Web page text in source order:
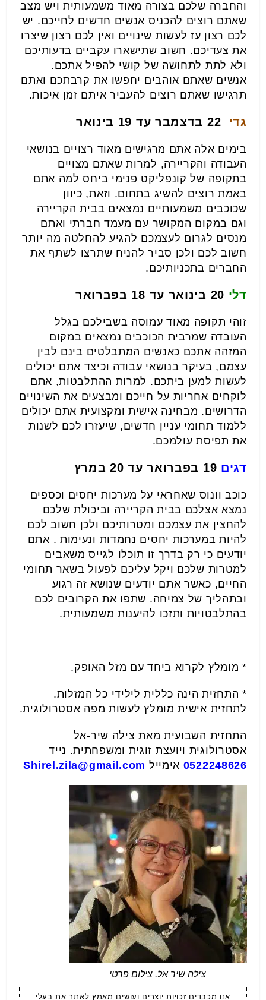
והחברה שלכם בצורה מאוד משמעותית ויש מצב
שאתם רוצים להכניס אנשים חדשים לחייכם. יש
לכם רצון עז לעשות שינויים ואין לכם רצון שיצרו
את צעדיכם. חשוב שתישארו עקביים בדעותיכם
ולא לתת לתחושה של קושי להפיל אתכם.
אנשים שאתם אוהבים יחפשו את קרבתכם ואתם
תרגישו שאתם רוצים להעביר איתם זמן איכות.
גדי
בימים אלה אתם מרגישים מאוד רצויים בנושאי
העבודה והקריירה, למרות שאתם מצויים
בתקופה של קונפליקט פנימי ביחס למה אתם
באמת רוצים להשיג בתחום. וזאת, כיוון
שכוכבים משמעותיים נמצאים בבית הקריירה
וגם במקום המקושר עם מעמד חברתי ואתם
מנסים לגרום לעצמכם להגיע להחלטה מה יותר
חשוב לכם ולכן סביר להניח שתרצו לשתף את
החברים בתכניותיכם.
דלי
זוהי תקופה מאוד עמוסה בשבילכם בגלל
העובדה שמרבית הכוכבים נמצאים במקום
המזהה אתכם כאנשים המתבלטים בינם לבין
עצמם, בעיקר בנושאי עבודה וכיצד אתם יכולים
לעשות למען ביתכם. למרות ההתלבטות, אתם
לוקחים אחריות על חייכם ומבצעים את השינויים
הדרושים. מבחינה אישית ומקצועית אתם יכולים
ללמוד תחומי עניין חדשים, שיעזרו לכם לשנות
את תפיסת עולמכם.
דגים
כוכב וונוס שאחראי על מערכות יחסים וכספים
נמצא אצלכם בבית הקריירה וביכולת שלכם
להחצין את עצמכם ומטרותיכם ולכן חשוב לכם
להיות במערכות יחסים נחמדות ונעימות . אתם
יודעים כי רק בדרך זו תוכלו לגייס משאבים
למטרות שלכם ויקל עליכם לפעול בשאר תחומי
החיים, כאשר אתם יודעים שנושא זה רגוע
ובתהליך של צמיחה. שתפו את הקרובים לכם
בהתלבטויות ותזכו להיענות משמעותית.
* מומלץ לקרוא ביחד עם מזל האופק.
* התחזית הינה כללית לילידי כל המזלות.
לתחזית אישית מומלץ לעשות מפה אסטרולוגית.
התחזית השבועית מאת צילה שיר-אל
אסטרולוגית ויועצת זוגית ומשפחתית. נייד
0522248626 אימייל Shirel.zila@gmail.com
צילה שיר אל. צילום פרטי
אנו מכבדים זכויות יוצרים ועושים מאמץ לאתר את בעלי